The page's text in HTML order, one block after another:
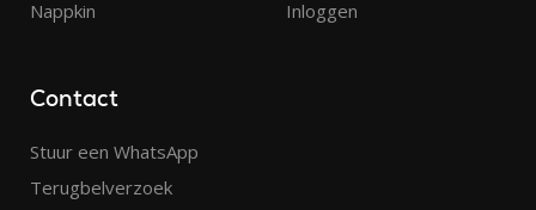
Nappkin
Inloggen
Contact
Stuur een WhatsApp
Terugbelverzoek